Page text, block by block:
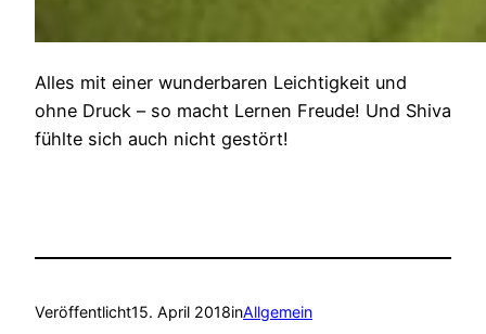
Alles mit einer wunderbaren Leichtigkeit und
ohne Druck – so macht Lernen Freude! Und Shiva
fühlte sich auch nicht gestört!
Veröffentlicht15. April 2018inAllgemein